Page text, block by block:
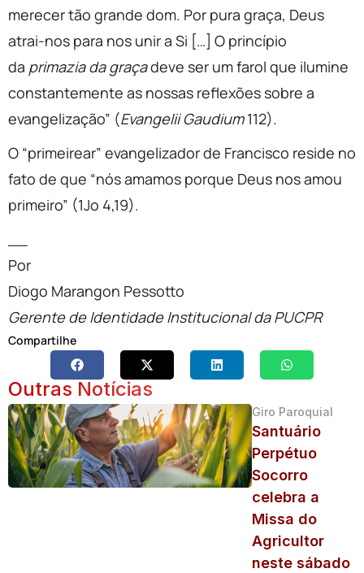
merecer tão grande dom. Por pura graça, Deus
atrai-nos para nos unir a Si […] O princípio
da primazia da graçadeve ser um farol que ilumine
constantemente as nossas reflexões sobre a
evangelização” (Evangelii Gaudium112).
O “primeirear” evangelizador de Francisco reside no
fato de que “nós amamos porque Deus nos amou
primeiro” (1Jo 4,19).
Por
Diogo Marangon Pessotto
Gerente de Identidade Institucional da PUCPR
Compartilhe
Outras Notícias
Giro Paroquial
Santuário
Perpétuo
Socorro
celebra a
Missa do
Agricultor
neste sábado